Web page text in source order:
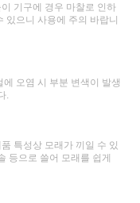
기구에 경우 마찰로 인하
있으니 사용에 주의 바랍니
오염 시 부분 변색이 발생
.
특성상 모래가 끼일 수 있
등으로 쓸어 모래를 쉽게